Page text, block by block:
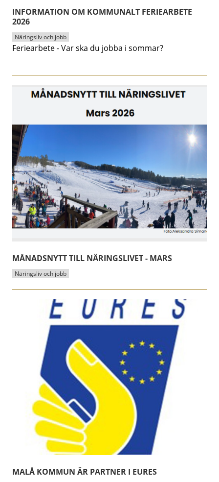
INFORMATION OM KOMMUNALT FERIEARBETE
2026
Näringsliv och jobb
Feriearbete - Var ska du jobba i sommar?
MÅNADSNYTT TILL NÄRINGSLIVET - MARS
Näringsliv och jobb
MALÅ KOMMUN ÄR PARTNER I EURES